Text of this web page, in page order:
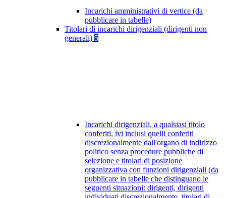
Incarichi amministrativi di vertice (da
pubblicare in tabelle)
Titolari di incarichi dirigenziali (dirigenti non
generali) 5
Incarichi dirigenziali, a qualsiasi titolo
conferiti, ivi inclusi quelli conferiti
discrezionalmente dall'organo di indirizzo
politico senza procedure pubbliche di
selezione e titolari di posizione
organizzativa con funzioni dirigenziali (da
pubblicare in tabelle che distinguano le
seguenti situazioni: dirigenti, dirigenti